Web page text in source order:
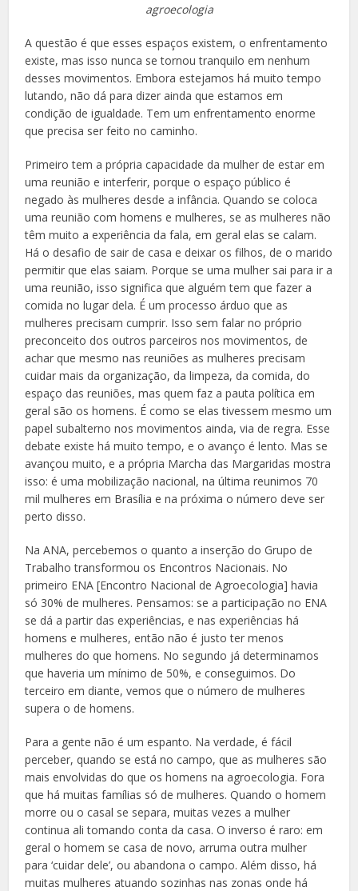
agroecologia
A questão é que esses espaços existem, o enfrentamento
existe, mas isso nunca se tornou tranquilo em nenhum
desses movimentos. Embora estejamos há muito tempo
lutando, não dá para dizer ainda que estamos em
condição de igualdade. Tem um enfrentamento enorme
que precisa ser feito no caminho.
Primeiro tem a própria capacidade da mulher de estar em
uma reunião e interferir, porque o espaço público é
negado às mulheres desde a infância. Quando se coloca
uma reunião com homens e mulheres, se as mulheres não
têm muito a experiência da fala, em geral elas se calam.
Há o desafio de sair de casa e deixar os filhos, de o marido
permitir que elas saiam. Porque se uma mulher sai para ir a
uma reunião, isso significa que alguém tem que fazer a
comida no lugar dela. É um processo árduo que as
mulheres precisam cumprir. Isso sem falar no próprio
preconceito dos outros parceiros nos movimentos, de
achar que mesmo nas reuniões as mulheres precisam
cuidar mais da organização, da limpeza, da comida, do
espaço das reuniões, mas quem faz a pauta política em
geral são os homens. É como se elas tivessem mesmo um
papel subalterno nos movimentos ainda, via de regra. Esse
debate existe há muito tempo, e o avanço é lento. Mas se
avançou muito, e a própria Marcha das Margaridas mostra
isso: é uma mobilização nacional, na última reunimos 70
mil mulheres em Brasília e na próxima o número deve ser
perto disso.
Na ANA, percebemos o quanto a inserção do Grupo de
Trabalho transformou os Encontros Nacionais. No
primeiro ENA [Encontro Nacional de Agroecologia] havia
só 30% de mulheres. Pensamos: se a participação no ENA
se dá a partir das experiências, e nas experiências há
homens e mulheres, então não é justo ter menos
mulheres do que homens. No segundo já determinamos
que haveria um mínimo de 50%, e conseguimos. Do
terceiro em diante, vemos que o número de mulheres
supera o de homens.
Para a gente não é um espanto. Na verdade, é fácil
perceber, quando se está no campo, que as mulheres são
mais envolvidas do que os homens na agroecologia. Fora
que há muitas famílias só de mulheres. Quando o homem
morre ou o casal se separa, muitas vezes a mulher
continua ali tomando conta da casa. O inverso é raro: em
geral o homem se casa de novo, arruma outra mulher
para ‘cuidar dele’, ou abandona o campo. Além disso, há
muitas mulheres atuando sozinhas nas zonas onde há